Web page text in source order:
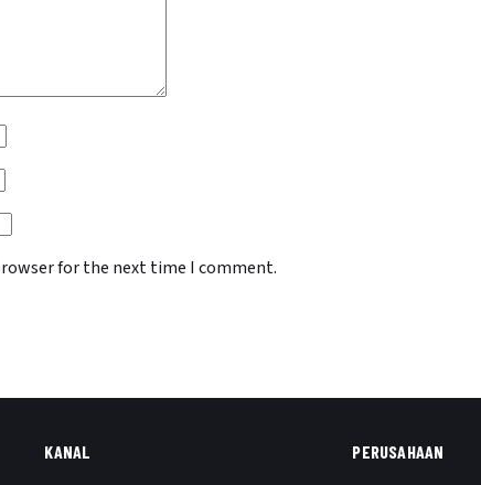
for the next time I comment.
KANAL PERUSAHAAN